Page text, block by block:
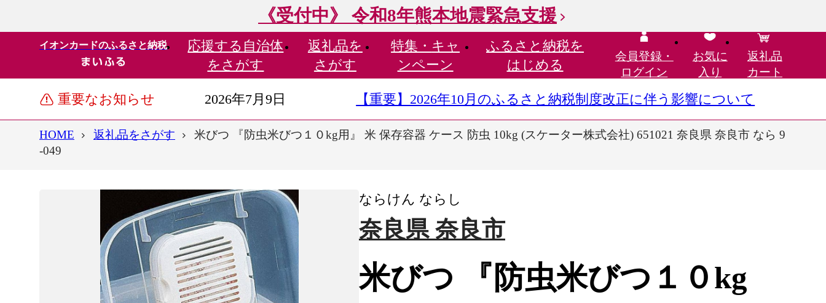
《受付中》 令和8年熊本地震緊急支援
イオンカードのふるさと納税 応援する 自治体
をさがす
返礼品を
さがす
特集・ キャ
ンペーン
ふるさと納税を
はじめる
会員登録・
ログイン
お気に
入り
返礼品
カート
重要なお知らせ 2026年7月9日 【重要】2026年10月のふるさと納税制度改正に伴う影響について
HOME 返礼品をさがす
米びつ 『防虫米びつ１０kg用』 米 保存容器 ケース 防虫 10kg (スケーター株式会社) 651021 奈良県 奈良市 なら 9
-049
ならけん ならし
奈良県 奈良市
米びつ 『防虫米びつ１０kg